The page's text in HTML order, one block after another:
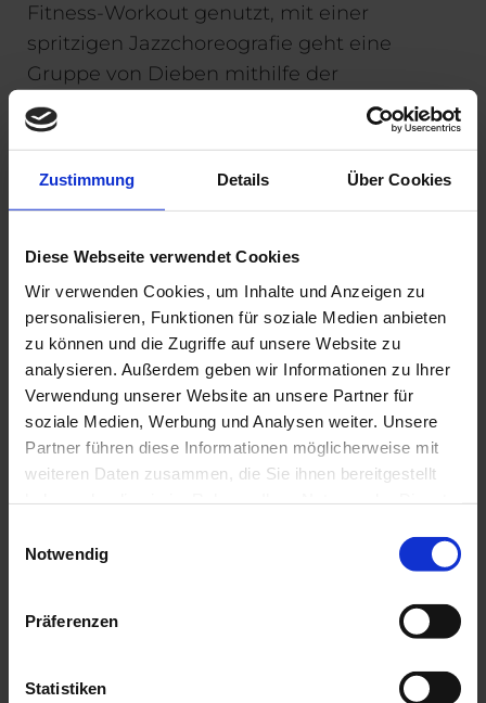
Zustimmung Details Über Cookies
Diese Webseite verwendet Cookies
Wir verwenden Cookies, um Inhalte und Anzeigen zu
personalisieren, Funktionen für soziale Medien anbieten
zu können und die Zugriffe auf unsere Website zu
analysieren. Außerdem geben wir Informationen zu Ihrer
Verwendung unserer Website an unsere Partner für
soziale Medien, Werbung und Analysen weiter. Unsere
Partner führen diese Informationen möglicherweise mit
weiteren Daten zusammen, die Sie ihnen bereitgestellt
Notwendig
Präferenzen
Statistiken
Fitness-Workout genutzt, mit einer
spritzigen Jazzchoreografie geht eine
Gruppe von Dieben mithilfe der
Räuberleiter auf Beutezug und auch die
Karriereleiter kann man anmutig oder
kämpferisch erobern und auch schnell
wieder hinunterfallen.
Die beiden Protagonistinnen (als
Freundinnen Caroline Pahmeyer und
Wiebke Zetzmann) führen mit Dialogen im
Wohnzimmer und tanzend durch die
unterschiedlichen Szenen. Ein gelungenes,
kurzweiliges Programm, welches die
Zuschauer begeisterte.